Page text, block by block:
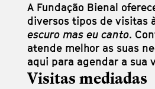
A Fundação Bienal
diversos tipos de visitas
escuro mas eu canto.
atende melhor as suas
aqui para agendar a sua
Visitas mediadas